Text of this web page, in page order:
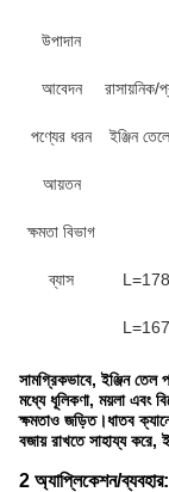
উপাদান
আবেদন
পণ্যের ধরন ইঞ্জিন
আয়তন
ক্ষমতা বিভাগ
ব্যাস
সামগ্রিকভাবে, ইঞ্জিন তেল
মধ্যে ধূলিকণা, ময়লা এবং
ক্ষমতাও জড়িত।ধাতব
বজায় রাখতে সাহায্য করে,
2 অ্যাপ্লিকেশন/ব্যবহার: